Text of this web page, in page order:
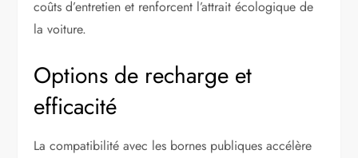
coûts d’entretien et renforcent l’attrait écologique de
la voiture.
Options de recharge et
efficacité
La compatibilité avec les bornes publiques accélère